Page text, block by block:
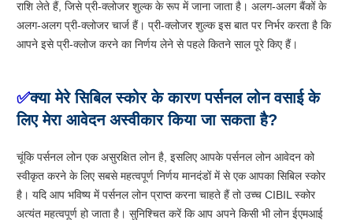
राशि लेते हैं, जिसे प्री-क्लोजर शुल्क के रूप में जाना जाता है। अलग-अलग बैंकों के
अलग-अलग प्री-क्लोजर चार्ज हैं। प्री-क्लोजर शुल्क इस बात पर निर्भर करता है कि
आपने इसे प्री-क्लोज करने का निर्णय लेने से पहले कितने साल पूरे किए हैं।
✅क्या मेरे सिबिल स्कोर के कारण पर्सनल लोन वसाई के
लिए मेरा आवेदन अस्वीकार किया जा सकता है?
चूंकि पर्सनल लोन एक असुरक्षित लोन है, इसलिए आपके पर्सनल लोन आवेदन को
स्वीकृत करने के लिए सबसे महत्वपूर्ण निर्णय मानदंडों में से एक आपका सिबिल स्कोर
है। यदि आप भविष्य में पर्सनल लोन प्राप्त करना चाहते हैं तो उच्च CIBIL स्कोर
अत्यंत महत्वपूर्ण हो जाता है। सुनिश्चित करें कि आप अपने किसी भी लोन ईएमआई